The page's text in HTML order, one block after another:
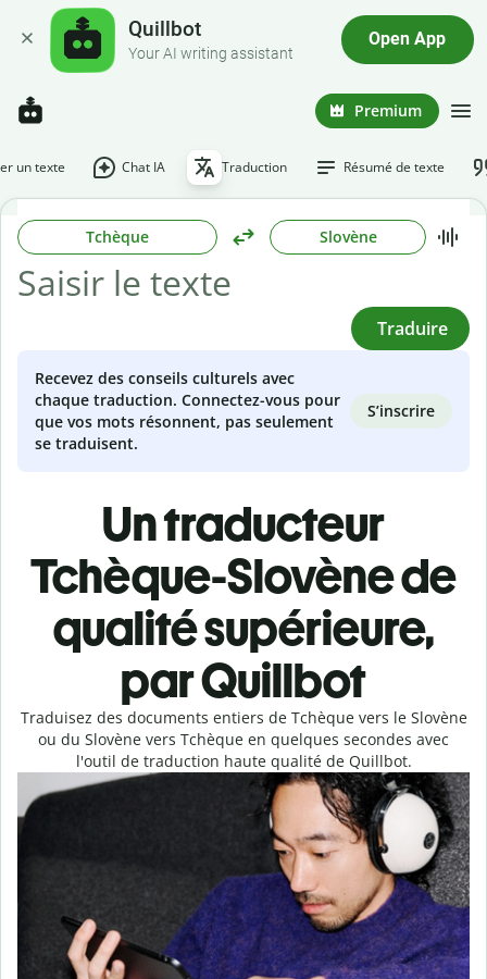
Quillbot
Your AI writing assistant
Open App
Premium
un texte Chat IA Traduction Résumé de texte
Tchèque Slovène
Traduire
Recevez des conseils culturels avec
chaque traduction. Connectez-vous pour
que vos mots résonnent, pas seulement
se traduisent.
S’inscrire
Un traducteur
Tchèque-Slovène de
qualité supérieure,
par Quillbot
Traduisez des documents entiers de Tchèque vers le Slovène
ou du Slovène vers Tchèque en quelques secondes avec
l'outil de traduction haute qualité de Quillbot.